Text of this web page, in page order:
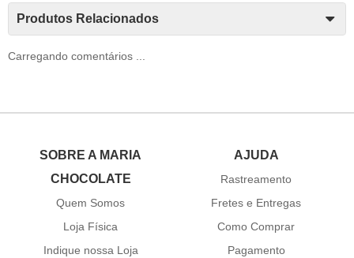
Produtos Relacionados
Carregando comentários ...
SOBRE A MARIA
CHOCOLATE
Quem Somos
Loja Física
Indique nossa Loja
AJUDA
Rastreamento
Fretes e Entregas
Como Comprar
Pagamento